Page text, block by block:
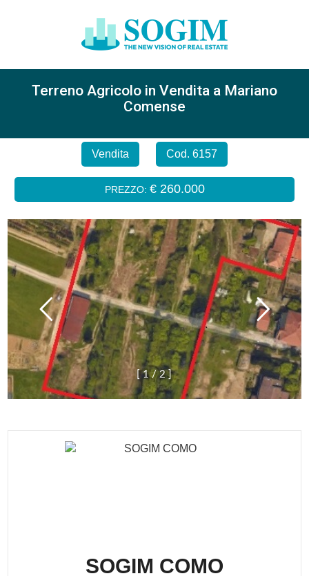
Terreno Agricolo in Vendita a Mariano
Comense
Vendita Cod. 6157
PREZZO: € 260.000
1 / 2 ]
SOGIM COMO